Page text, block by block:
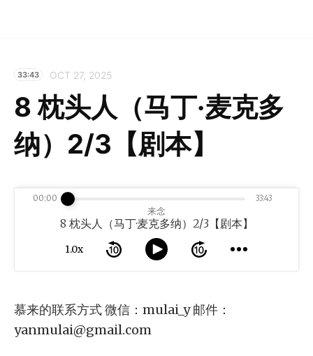
33:43 OCT 27, 2025
8 枕头人（马丁·麦克多
纳）2/3【剧本】
来念
8 枕头人（马丁·麦克多纳）2/3【剧本】
1.0x
00:00 33:43
慕来的联系方式 微信：mulai_y 邮件：
yanmulai@gmail.com